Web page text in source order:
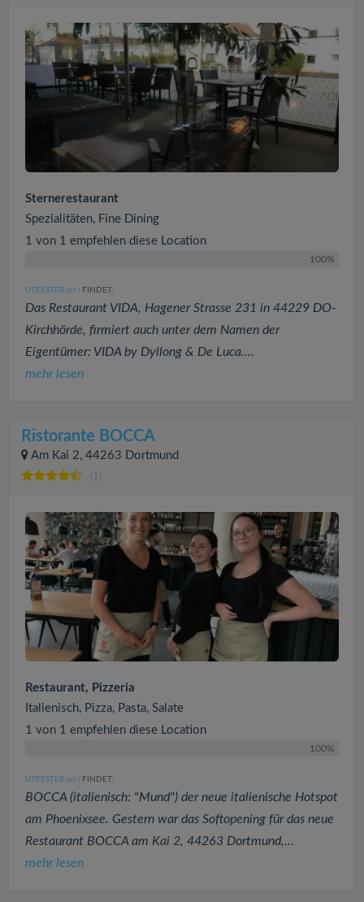
Sternerestaurant
Spezialitäten, Fine Dining
1 von 1 empfehlen diese Location
100%
UTEESTER (65 ) FINDET:
Das Restaurant VIDA, Hagener Strasse 231 in 44229 DO-
Kirchhörde, firmiert auch unter dem Namen der
Eigentümer: VIDA by Dyllong & De Luca....
mehr lesen
Ristorante BOCCA
Am Kai 2, 44263 Dortmund
(1)
Restaurant, Pizzeria
Italienisch, Pizza, Pasta, Salate
1 von 1 empfehlen diese Location
100%
UTEESTER (65 ) FINDET:
BOCCA (italienisch: "Mund") der neue italienische Hotspot
am Phoenixsee. Gestern war das Softopening für das neue
Restaurant BOCCA am Kai 2, 44263 Dortmund,...
mehr lesen